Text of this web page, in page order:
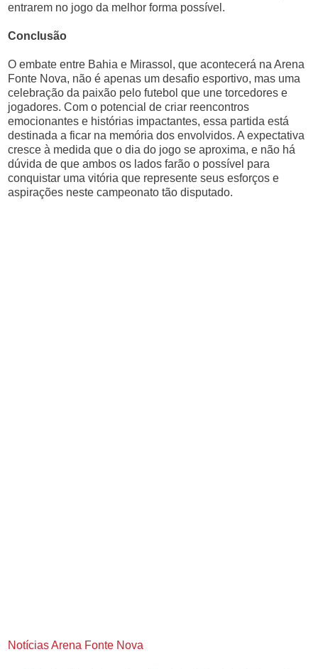
entrarem no jogo da melhor forma possível.
Conclusão
O embate entre Bahia e Mirassol, que acontecerá na Arena
Fonte Nova, não é apenas um desafio esportivo, mas uma
celebração da paixão pelo futebol que une torcedores e
jogadores. Com o potencial de criar reencontros
emocionantes e histórias impactantes, essa partida está
destinada a ficar na memória dos envolvidos. A expectativa
cresce à medida que o dia do jogo se aproxima, e não há
dúvida de que ambos os lados farão o possível para
conquistar uma vitória que represente seus esforços e
aspirações neste campeonato tão disputado.
Notícias Arena Fonte Nova